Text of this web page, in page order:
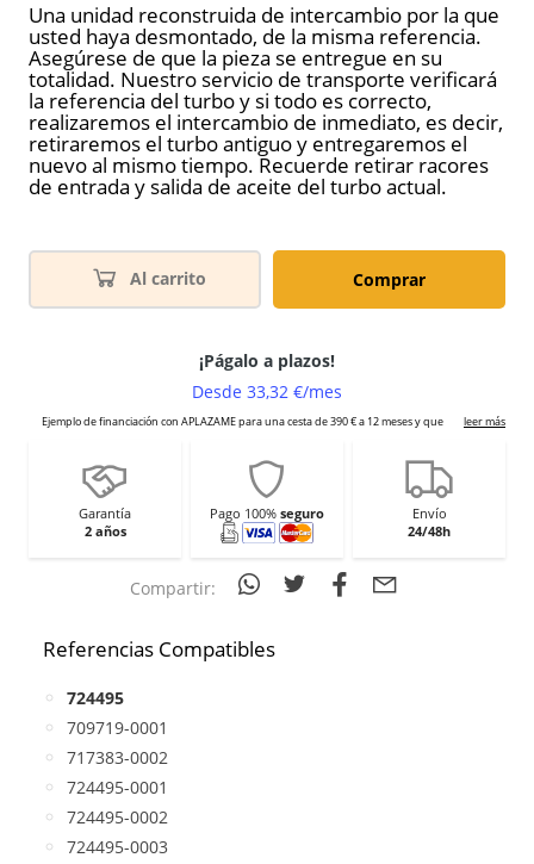
Una unidad reconstruida de intercambio por la que
usted haya desmontado, de la misma referencia.
Asegúrese de que la pieza se entregue en su
totalidad. Nuestro servicio de transporte verificará
la referencia del turbo y si todo es correcto,
realizaremos el intercambio de inmediato, es decir,
retiraremos el turbo antiguo y entregaremos el
nuevo al mismo tiempo. Recuerde retirar racores
de entrada y salida de aceite del turbo actual.
Al carrito Comprar
Garantía
2 años
Pago 100% seguro
Envío
24/48h
Compartir:
Referencias Compatibles
724495
709719-0001
717383-0002
724495-0001
724495-0002
724495-0003